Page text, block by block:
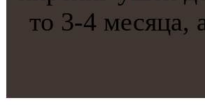
то 3-4 месяца,